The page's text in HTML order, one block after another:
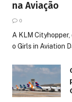
na Aviação
0
A KLM
o Girls in Aviation